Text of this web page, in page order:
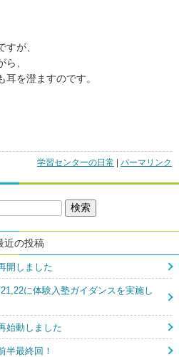
が、
、
を澄ますのです。
学習センターの日常
「今
に
を
澄
す
藤)」
パーマリンク
近の投稿
開しました
21,22に体験入塾ガイダンスを実施し
始動しました
半最終回！